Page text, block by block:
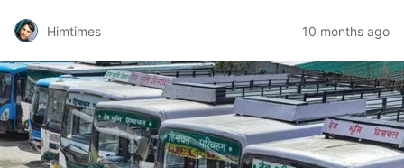
Himtimes 10 months ago